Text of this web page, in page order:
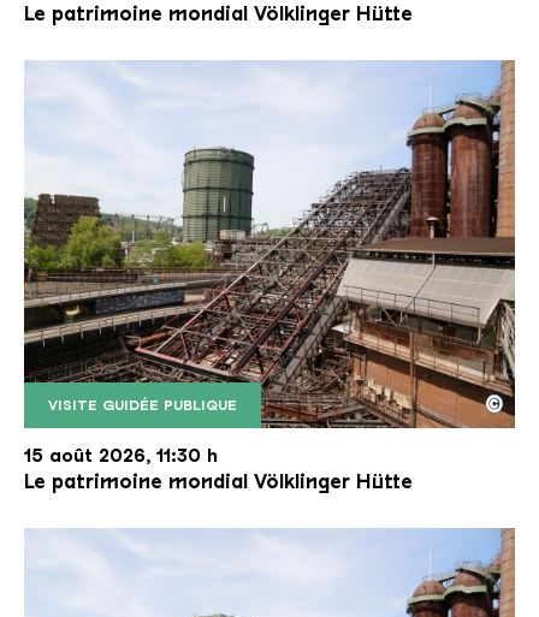
Le patrimoine mondial Völklinger Hütte
VISITE GUIDÉE PUBLIQUE
Le monte-charge incliné de la Völklinger Hütte
Copyright: Weltkulturerbe Völklinger Hütte | Karl
©
15 août 2026, 11:30 h
Le patrimoine mondial Völklinger Hütte